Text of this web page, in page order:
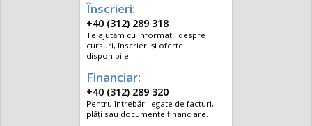
Înscrieri:
+40 (312) 289 318
Te ajutăm cu informații despre
cursuri, înscrieri și oferte
disponibile.
Financiar:
+40 (312) 289 320
Pentru întrebări legate de facturi,
plăți sau documente financiare.